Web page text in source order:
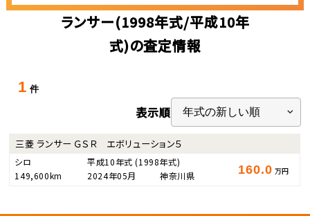
ランサー(1998年式/平成10年
式)の査定情報
1 件
表示順
三菱 ランサー ＧＳＲ エボリューション５
シロ 平成10年式(1998年式)
149,600km
2024年05月 神奈川県 160.0 万円